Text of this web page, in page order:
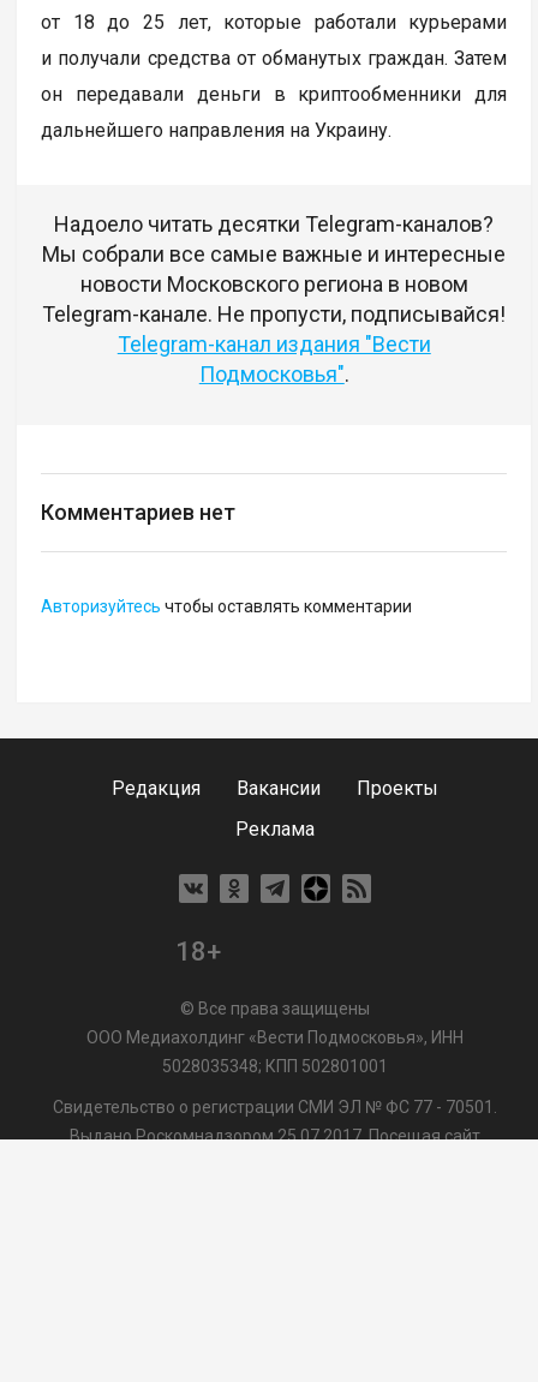
от 18 до 25 лет, которые работали курьерами
и получали средства от обманутых граждан. Затем
он передавали деньги в криптообменники для
дальнейшего направления на Украину.
Надоело читать десятки Telegram-каналов?
Мы собрали все самые важные и интересные
новости Московского региона в новом
Telegram-канале. Не пропусти, подписывайся!
Telegram-канал издания "Вести
Подмосковья".
Комментариев нет
Авторизуйтесь чтобы оставлять комментарии
Редакция Вакансии
Проекты
Реклама
18+
© Все права защищены
ООО Медиахолдинг «Вести Подмосковья», ИНН
5028035348; КПП 502801001
Свидетельство о регистрации СМИ ЭЛ № ФС 77 - 70501.
Выдано Роскомнадзором 25.07.2017. Посещая сайт